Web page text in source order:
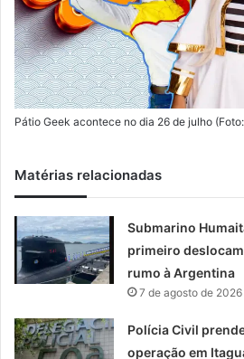
Pátio Geek acontece no dia 26 de julho
Matérias relacionadas
Submarino
primeiro
rumo à Argentina
7 de agosto de 2026
Polícia Civil
operação em